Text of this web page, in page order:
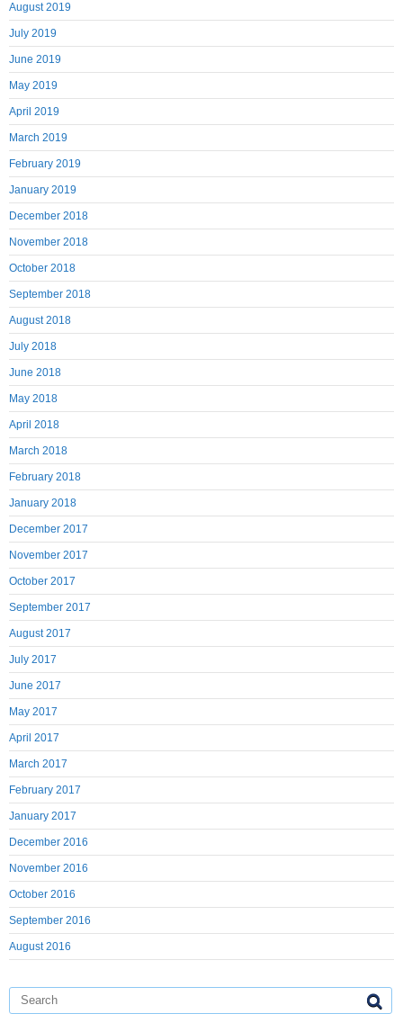
August 2019
July 2019
June 2019
May 2019
April 2019
March 2019
February 2019
January 2019
December 2018
November 2018
October 2018
September 2018
August 2018
July 2018
June 2018
May 2018
April 2018
March 2018
February 2018
January 2018
December 2017
November 2017
October 2017
September 2017
August 2017
July 2017
June 2017
May 2017
April 2017
March 2017
February 2017
January 2017
December 2016
November 2016
October 2016
September 2016
August 2016